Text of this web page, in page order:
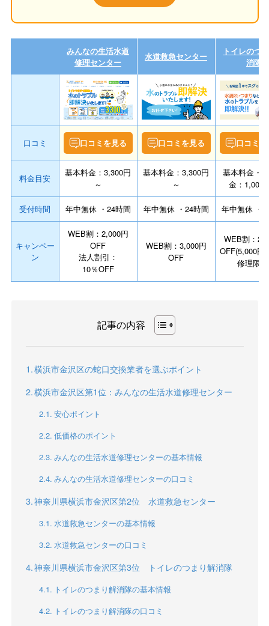
みんなの生活水道
修理センター
水道救急センター
トイレのつ
消隊
口コミ 口コミを見る 口コミを見る 口コミ
料金目安
基本料金：3,300円
～
基本料金：3,300円
～
基本料金・
金：1,000
受付時間 年中無休 ・24時間 年中無休 ・24時間 年中無休 ・
キャンペー
ン
WEB割：2,000円
OFF
法人割引：
10％OFF
WEB割：3,000円
OFF
WEB割：
OFF(5,000円
修理限
記事の内容
横浜市金沢区の蛇口交換業者を選ぶポイント
横浜市金沢区第1位：みんなの生活水道修理センター
安心ポイント
低価格のポイント
みんなの生活水道修理センターの基本情報
みんなの生活水道修理センターの口コミ
神奈川県横浜市金沢区第2位 水道救急センター
水道救急センターの基本情報
水道救急センターの口コミ
神奈川県横浜市金沢区第3位 トイレのつまり解消隊
トイレのつまり解消隊の基本情報
トイレのつまり解消隊の口コミ